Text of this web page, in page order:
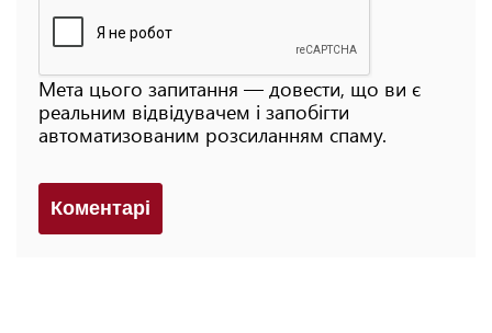
Мета цього запитання — довести, що ви є
реальним відвідувачем і запобігти
автоматизованим розсиланням спаму.
Коментарi